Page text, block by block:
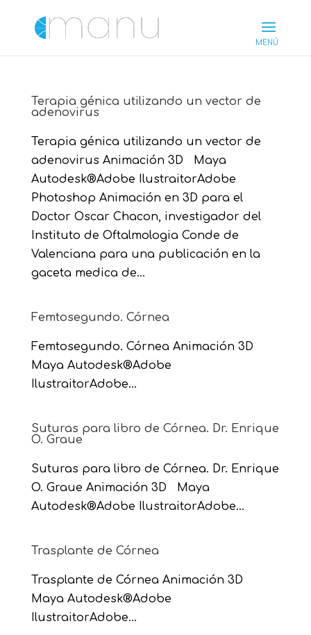
Terapia génica utilizando un vector de
adenovirus
Terapia génica utilizando un vector de
adenovirus Animación 3D Maya
Autodesk®Adobe IlustraitorAdobe
Photoshop Animación en 3D para el
Doctor Oscar Chacon, investigador del
Instituto de Oftalmologia Conde de
Valenciana para una publicación en la
gaceta medica de...
Femtosegundo. Córnea
Femtosegundo. Córnea Animación 3D
Maya Autodesk®Adobe
IlustraitorAdobe...
Suturas para libro de Córnea. Dr. Enrique
O. Graue
Suturas para libro de Córnea. Dr. Enrique
O. Graue Animación 3D Maya
Autodesk®Adobe IlustraitorAdobe...
Trasplante de Córnea
Trasplante de Córnea Animación 3D
Maya Autodesk®Adobe
IlustraitorAdobe...